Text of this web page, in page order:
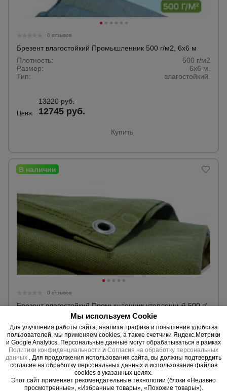
0 отзывов
Брезент влагостойкий Промышленник 500 г/м2, 6х6 м
Плотность:
500 г/м2
Размер:
6х6 м.
Тип:
влагостойкий.
Цена:
13220 руб.
12745 руб.
Купить
0 отзывов
Брезент влагостойкий Промышленник утепленный 500 г/
Цена:
17785 руб.
15600 руб.
Купить
Мы используем Cookie
Для улучшения работы сайта, анализа трафика и повышения удобства
пользователей, мы применяем cookies, а также счетчики Яндекс.Метрики
и Google Analytics. Персональные данные могут обрабатываться в рамках
Политики конфиденциальности и Согласия на обработку персональных
данных . Для продолжения использования сайта, вы должны подтвердить
согласие на обработку персональных данных и использование файлов
cookies в указанных целях.
Этот сайт применяет рекомендательные технологии (блоки «Недавно
просмотренные», «Избранные товары», «Похожие товары»).